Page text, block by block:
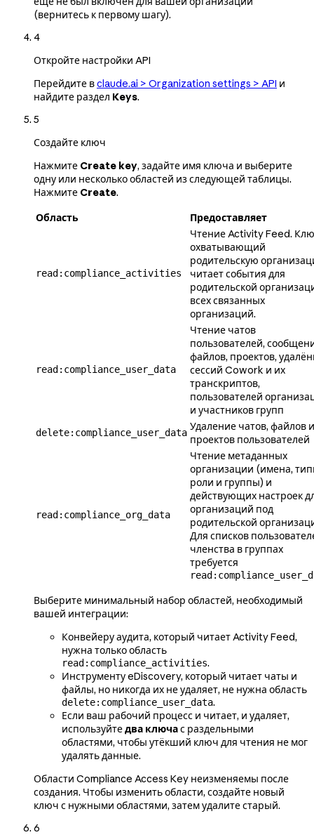
(вернитесь к первому шагу).
4
Откройте настройки API
Перейдите вclaude.ai > Organization settings > API и
найдите раздел Keys.
5
Создайте ключ
Нажмите Create key, задайте имя ключа и выберите
одну или несколько областей из следующей таблицы.
Нажмите Create.
Область
Предоставляет
read:compliance_activities
Чтение Activity Feed.
охватывающий
родительскую
читает события для
родительской
всех связанных
организаций.
read:compliance_user_data
Чтение чатов
пользователей,
файлов, проектов,
сессий Cowork и их
транскриптов,
пользователей
и участников групп
delete:compliance_user_data Удаление чатов, файлов и
проектов пользователей
read:compliance_org_data
Чтение метаданных
организации (имена,
роли и группы) и
действующих настроек
организаций под
родительской
Для списков
членства в группах
требуется
Выберите минимальный набор областей, необходимый
вашей интеграции:
Конвейеру аудита, который читает Activity Feed,
нужна только область
read:compliance_activities.
Инструменту eDiscovery, который читает чаты и
файлы, но никогда их не удаляет, не нужна область
delete:compliance_user_data.
Если ваш рабочий процесс и читает, и удаляет,
используйтедва ключас раздельными
областями, чтобы утёкший ключ для чтения не мог
удалять данные.
Области Compliance Access Key неизменяемы после
создания. Чтобы изменить области, создайте новый
ключ с нужными областями, затем удалите старый.
6